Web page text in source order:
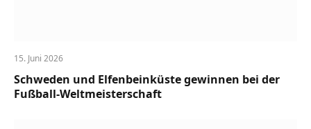
15. Juni 2026
Schweden und Elfenbeinküste gewinnen bei der
Fußball-Weltmeisterschaft